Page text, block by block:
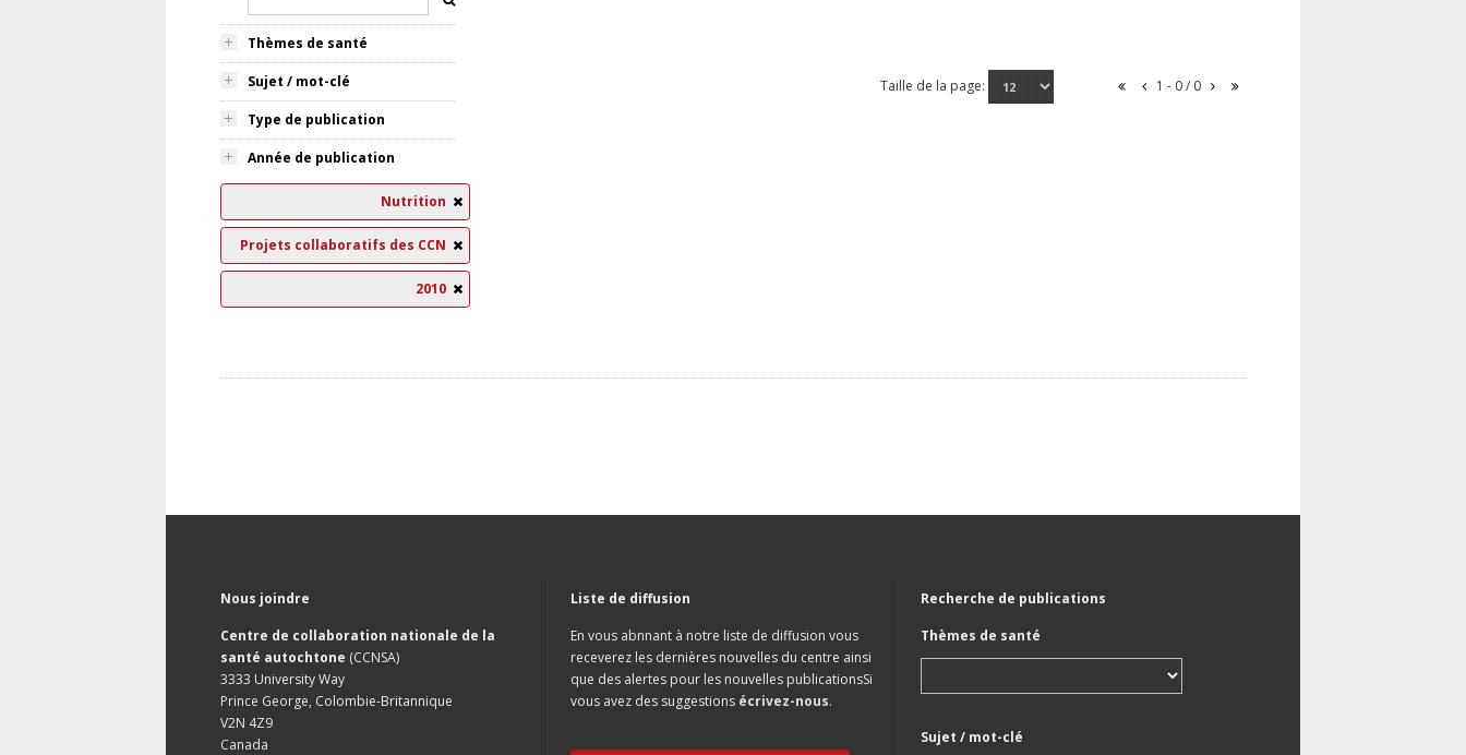
Thèmes de santé
Sujet / mot-clé
Type de publication
Année de publication
Nutrition
Projets collaboratifs des CCN
2010
Taille de la page: 1 - 0 / 0
Nous joindre
Centre de collaboration nationale de la
santé autochtone (CCNSA)
3333 University Way
Prince George, Colombie-Britannique
V2N 4Z9
Canada
Liste de diffusion
En vous abnnant à notre liste de diffusion vous
receverez les dernières nouvelles du centre ainsi
que des alertes pour les nouvelles publicationsSi
vous avez des suggestions écrivez-nous.
Recherche de publications
Thèmes de santé
Sujet / mot-clé